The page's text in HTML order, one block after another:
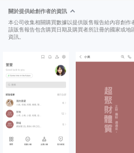
關於提供給創作者的資訊
本公司收集相關購買數據以提供販售報告給內容創作
該販售報告包含購買日期及購買者所註冊的國家或地
資訊。